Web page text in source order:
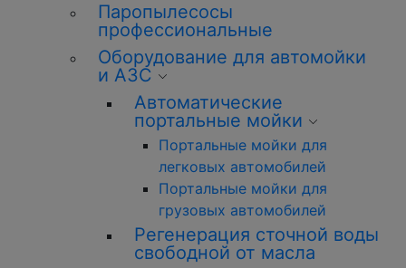
Паропылесосы
профессиональные
Оборудование для автомойки
и АЗС
Автоматические
портальные мойки
Портальные мойки для
легковых автомобилей
Портальные мойки для
грузовых автомобилей
Регенерация сточной воды
свободной от масла